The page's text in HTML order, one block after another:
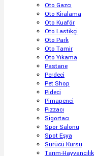
Oto Gazcı
Oto Kiralama
Oto Kuaför
Oto Lastikçi
Oto Park
Oto Tamir
Oto Yıkama
Pastane
Perdeci
Pet Shop
Pideci
Pimapenci
Pizzacı
Sigortacı
Spor Salonu
Spot Eşya
Sürücü Kursu
Tarım-Hayvancılık